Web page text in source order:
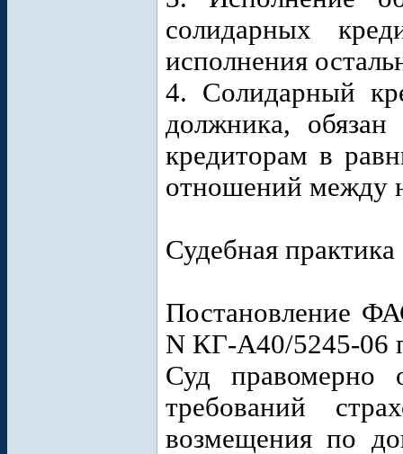
солидарных
исполнения
4. Солидарный
должника,
кредиторам в
отношений между
Судебная практика
Постановление
N КГ-А40/5245-06
Суд правомерно
требований
возмещения по